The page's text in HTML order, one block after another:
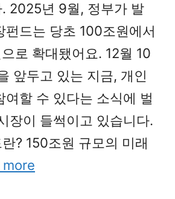
2025년 9월, 정부가 발
펀드는 당초 100조원에서
로 확대됐어요. 12월 10
앞두고 있는 지금, 개인
여할 수 있다는 소식에 벌
장이 들썩이고 있습니다.
? 150조원 규모의 미래
more